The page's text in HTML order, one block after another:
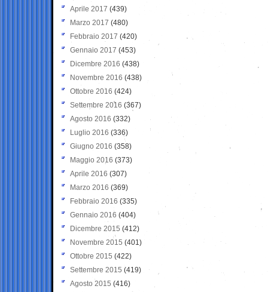
Aprile 2017 (439)
Marzo 2017 (480)
Febbraio 2017 (420)
Gennaio 2017 (453)
Dicembre 2016 (438)
Novembre 2016 (438)
Ottobre 2016 (424)
Settembre 2016 (367)
Agosto 2016 (332)
Luglio 2016 (336)
Giugno 2016 (358)
Maggio 2016 (373)
Aprile 2016 (307)
Marzo 2016 (369)
Febbraio 2016 (335)
Gennaio 2016 (404)
Dicembre 2015 (412)
Novembre 2015 (401)
Ottobre 2015 (422)
Settembre 2015 (419)
Agosto 2015 (416)